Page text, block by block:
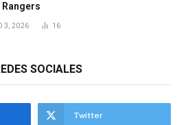
3, 2026 16
SOCIALES
Twitter